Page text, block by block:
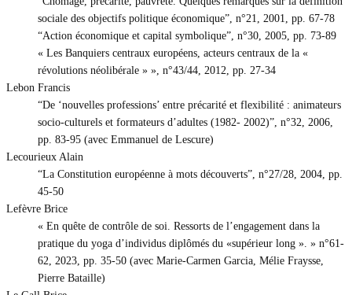
sociale des objectifs politique économique”, n°21, 2001, pp. 67-78
“Action économique et capital symbolique”, n°30, 2005, pp. 73-89
« Les Banquiers centraux européens, acteurs centraux de la «
révolutions néolibérale » », n°43/44, 2012, pp. 27-34
Lebon Francis
“De ‘nouvelles professions’ entre précarité et flexibilité : animateurs
socio-culturels et formateurs d’adultes (1982- 2002)”, n°32, 2006,
pp. 83-95 (avec Emmanuel de Lescure)
Lecourieux Alain
“La Constitution européenne à mots découverts”, n°27/28, 2004, pp.
45-50
Lefèvre Brice
« En quête de contrôle de soi. Ressorts de l’engagement dans la
pratique du yoga d’individus diplômés du «supérieur long ». » n°61-
62, 2023, pp. 35-50 (avec Marie-Carmen Garcia, Mélie Fraysse,
Pierre Bataille)